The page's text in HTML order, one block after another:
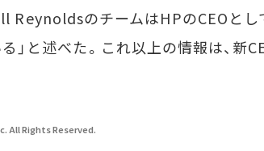
ReynoldsのチームはHPのCEOとし
」と述べた。これ以上の情報は、新
All Rights Reserved.